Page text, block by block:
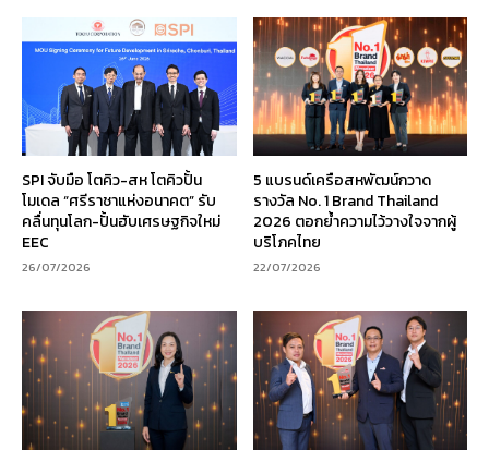
SPI จับมือ โตคิว-สห โตคิวปั้น
โมเดล “ศรีราชาแห่งอนาคต” รับ
คลื่นทุนโลก-ปั้นฮับเศรษฐกิจใหม่
EEC
26/07/2026
5 แบรนด์เครือสหพัฒน์กวาด
รางวัล No. 1 Brand Thailand
2026 ตอกย้ำความไว้วางใจจากผู้
บริโภคไทย
22/07/2026